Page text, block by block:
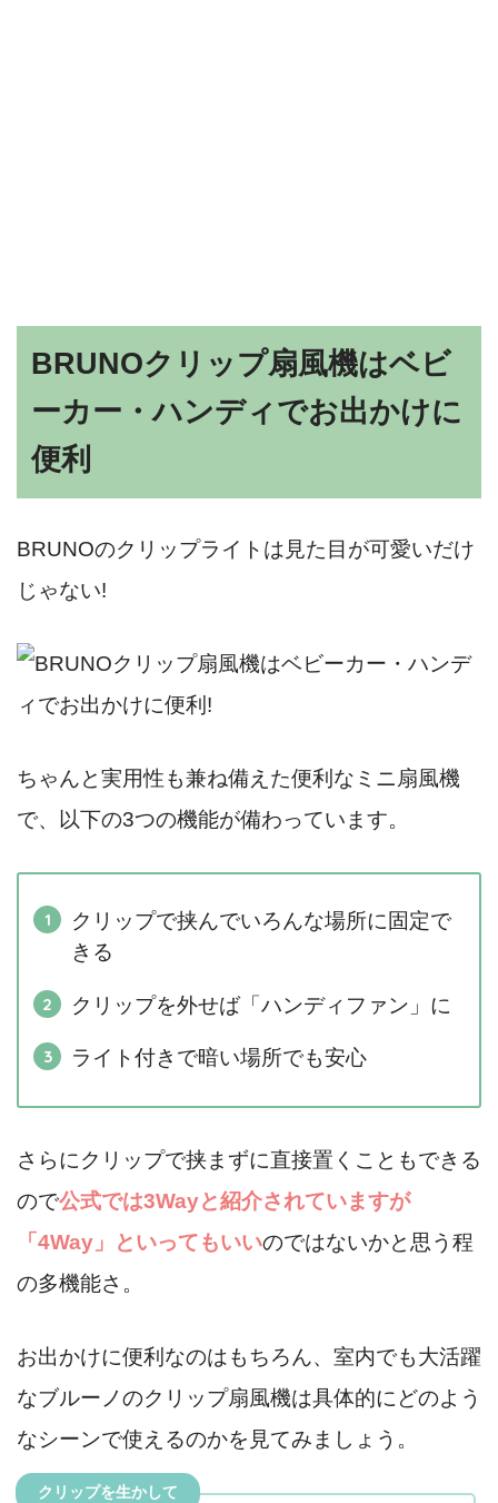
BRUNOクリップ扇風機はベビ
ーカー・ハンディでお出かけに
便利
BRUNOのクリップライトは見た目が可愛いだけ
じゃない!
ちゃんと実用性も兼ね備えた便利なミニ扇風機
で、以下の3つの機能が備わっています。
クリップで挟んでいろんな場所に固定で
きる
クリップを外せば「ハンディファン」に
ライト付きで暗い場所でも安心
さらにクリップで挟まずに直接置くこともできる
ので公式では3Wayと紹介されていますが
「4Way」といってもいいのではないかと思う程
の多機能さ。
お出かけに便利なのはもちろん、室内でも大活躍
なブルーノのクリップ扇風機は具体的にどのよう
なシーンで使えるのかを見てみましょう。
クリップを生かして